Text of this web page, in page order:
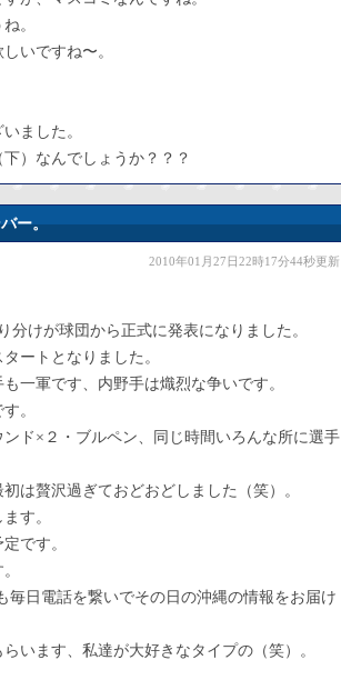
。
いですね〜。
ました。
）なんでしょうか？？？
ー。
2010年01月27日22時17分44秒更新
けが球団から正式に発表になりました。
ートとなりました。
一軍です、内野手は熾烈な争いです。
。
ド×２・ブルペン、同じ時間いろんな所に選手
は贅沢過ぎておどおどしました（笑）。
す。
です。
毎日電話を繋いでその日の沖縄の情報をお届け
います、私達が大好きなタイプの（笑）。